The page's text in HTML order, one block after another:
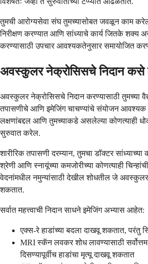
तुमची आरोग्यसेवा संघ तुमच्यासोबत जवळून काम
निरीक्षण करण्यात आणि सांध्याचे कार्य जितके
करण्यासाठी उपचार आवश्यकतेनुसार समायोजित
अवस्कुलर नेक्रोसिसचे निदान
अवस्कुलर नेक्रोसिसचे निदान करण्यासाठी तुमच्या
तपासणीचे आणि इमेजिंग चाचण्यांचे संयोजन आवश्यक
लक्षणांबद्दल आणि तुमच्याकडे असलेल्या कोणत्याही
सुरुवात करेल.
शारीरिक तपासणी दरम्यान, तुमचा डॉक्टर
श्रेणी आणि स्नायूंच्या कमजोरीच्या कोणत्याही
वेदनांमधील नमुन्यांसाठी देखील शोधतील जे
शकतात.
सर्वात महत्त्वाची निदान साधने इमेजिंग अभ्यास आहेत:
एक्स-रे हाडांच्या बदला दाखवू शकतात, परंतु
MRI स्कॅन लवकर शोध लावण्यासाठी
दिसण्यापूर्वीच हाडांचा मृत्यू दाखवू शकतात